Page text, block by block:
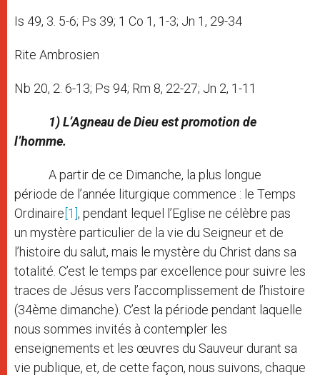
Is 49, 3. 5-6; Ps 39; 1 Co 1, 1-3; Jn 1, 29-34
Rite Ambrosien
Nb 20, 2. 6-13; Ps 94; Rm 8, 22-27; Jn 2, 1-11
1) L’Agneau de Dieu est promotion de
l’homme.
A partir de ce Dimanche, la plus longue
période de l’année liturgique commence : le Temps
Ordinaire [1] , pendant lequel l’Eglise ne célèbre pas
un mystère particulier de la vie du Seigneur et de
l’histoire du salut, mais le mystère du Christ dans sa
totalité. C’est le temps par excellence pour suivre les
traces de Jésus vers l’accomplissement de l’histoire
(34ème dimanche). C’est la période pendant laquelle
nous sommes invités à contempler les
enseignements et les œuvres du Sauveur durant sa
vie publique, et, de cette façon, nous suivons, chaque